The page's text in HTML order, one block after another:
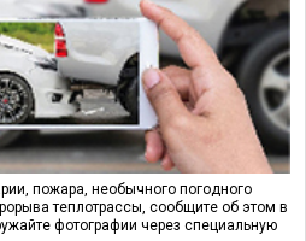
пожара, необычного погодного
теплотрассы, сообщите об этом в
фотографии через специальную